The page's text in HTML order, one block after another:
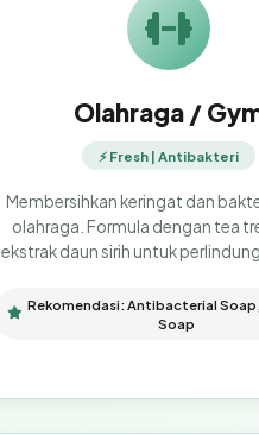
Olahraga /
⚡ Fresh | Antibakteri
Membersihkan keringat dan
olahraga. Formula dengan tea
ekstrak daun sirih untuk
Rekomendasi: Antibacterial
Soap